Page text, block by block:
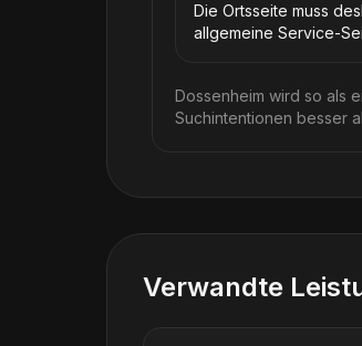
Die Ortsseite muss
allgemeine Service-
Dossenheim wird so als
Suchintentionen besser
Verwandte